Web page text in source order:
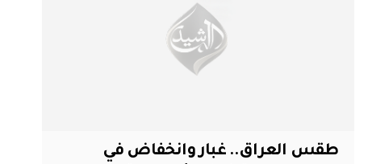
طقس العراق.. غبار وانخفاض في